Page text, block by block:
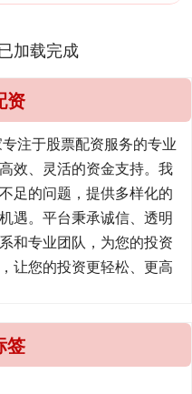
加载完成
资
注于股票配资服务的专业
效、灵活的资金支持。我
足的问题，提供多样化的
遇。平台秉承诚信、透明
和专业团队，为您的投资
让您的投资更轻松、更高
签